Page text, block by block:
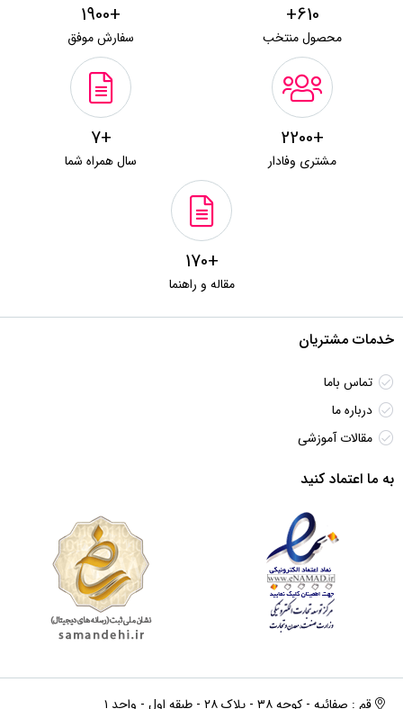
610+
محصول منتخب
+1900
سفارش موفق
+2200
مشتری وفادار
+7
سال همراه شما
+170
مقاله و راهنما
خدمات مشتریان
تماس باما
درباره ما
مقالات آموزشی
به ما اعتماد کنید
قم : صفائیه - کوچه ۳۸ - پلاک ۲۸ - طبقه اول - واحد ۱